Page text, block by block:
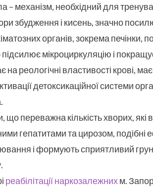
– механізм, необхідний для
збудження і кисень, значно
органів, зокрема
підсилює мікроциркуляцію і
на реологічні властивості крові,
детоксикаційної системи
що переважна кількість хворих,
гепатитами та цирозом, подібні
і формують сприятливий
реабілітації наркозалежнихм.